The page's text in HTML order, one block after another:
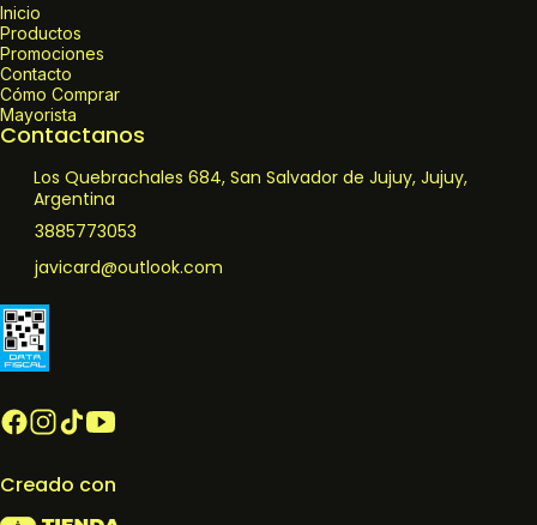
Inicio
Productos
Promociones
Contacto
Cómo Comprar
Mayorista
Contactanos
Los Quebrachales 684, San Salvador de Jujuy, Jujuy,
Argentina
3885773053
javicard@outlook.com
Creado con